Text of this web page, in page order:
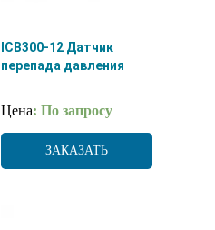
ICB300-12 Датчик
перепада давления
Цена: По запросу
ЗАКАЗАТЬ